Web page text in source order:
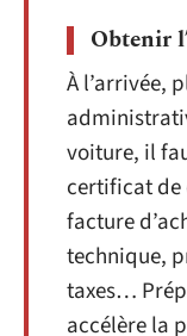
Obtenir
À l’arrivée,
voiture, il
certificat de
facture
technique,
taxes…
accélère la